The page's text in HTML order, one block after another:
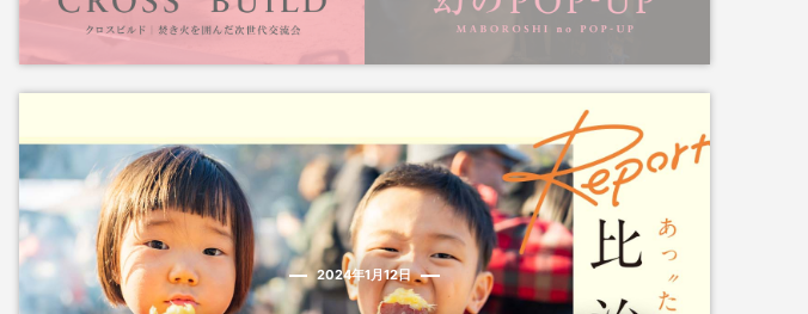
2024年1月12日